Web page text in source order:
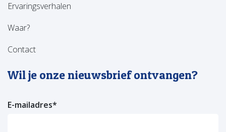
Ervaringsverhalen
Waar?
Contact
Wil je onze nieuwsbrief ontvangen?
E-mailadres*